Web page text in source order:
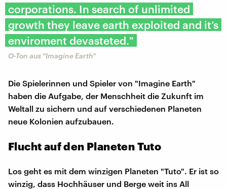
corporations. In search of unlimited
growth they leave earth exploited and it’s
enviroment devasteted."
O-Ton aus "Imagine Earth"
Die Spielerinnen und Spieler von "Imagine Earth"
haben die Aufgabe, der Menschheit die Zukunft im
Weltall zu sichern und auf verschiedenen Planeten
neue Kolonien aufzubauen.
Flucht auf den Planeten Tuto
Los geht es mit dem winzigen Planeten "Tuto". Er ist so
winzig, dass Hochhäuser und Berge weit ins All